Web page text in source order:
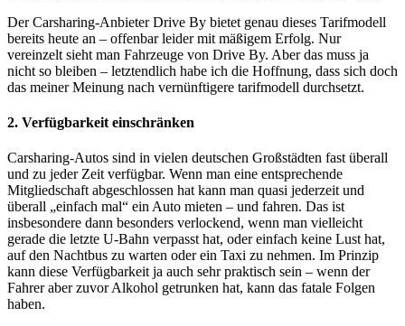
Der Carsharing-Anbieter Drive By bietet genau dieses Tarifmodell
bereits heute an – offenbar leider mit mäßigem Erfolg. Nur
vereinzelt sieht man Fahrzeuge von Drive By. Aber das muss ja
nicht so bleiben – letztendlich habe ich die Hoffnung, dass sich doch
das meiner Meinung nach vernünftigere tarifmodell durchsetzt.
2. Verfügbarkeit einschränken
Carsharing-Autos sind in vielen deutschen Großstädten fast überall
und zu jeder Zeit verfügbar. Wenn man eine entsprechende
Mitgliedschaft abgeschlossen hat kann man quasi jederzeit und
überall „einfach mal“ ein Auto mieten – und fahren. Das ist
insbesondere dann besonders verlockend, wenn man vielleicht
gerade die letzte U-Bahn verpasst hat, oder einfach keine Lust hat,
auf den Nachtbus zu warten oder ein Taxi zu nehmen. Im Prinzip
kann diese Verfügbarkeit ja auch sehr praktisch sein – wenn der
Fahrer aber zuvor Alkohol getrunken hat, kann das fatale Folgen
haben.